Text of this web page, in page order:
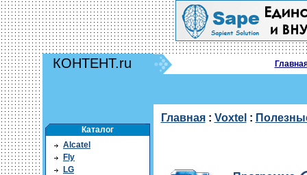
КОНТЕНТ.ru
Каталог
Alcatel
Fly
LG
Главная: Voxtel :